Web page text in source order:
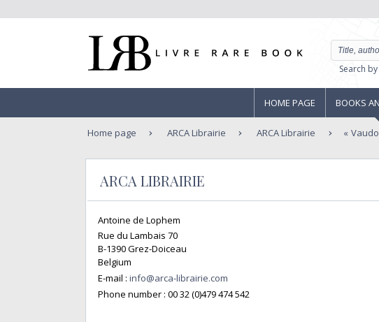
Search
HOME PAGE BOOKS
Home page ARCA Librairie ARCA Librairie
ARCA LIBRAIRIE
Antoine de Lophem
Rue du Lambais 70
B-1390 Grez-Doiceau
Belgium
E-mail : info@arca-librairie.com
Phone number : 00 32 (0)479 474 542